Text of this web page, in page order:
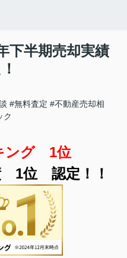
下半期売却実績
#無料査定 #不動産売却相
ク
ング 1位
1位 認定！！